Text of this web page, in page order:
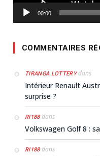
00:00
COMMENTAIRES
TIRANGA LOTTERYdans
Intérieur Renault
surprise ?
RI188dans
Volkswagen Golf 8 :
RI188dans